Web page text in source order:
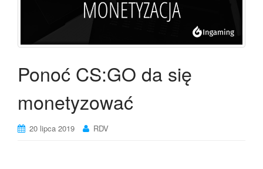
Ponoć CS:GO da się
monetyzować
20 lipca 2019 RDV